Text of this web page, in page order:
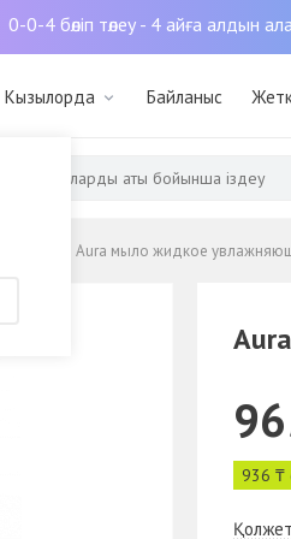
0-0-4 бөліп төлеу - 4 айға алдын
Кызылорда Байланыс
Aura мыло жидкое
936 ₸